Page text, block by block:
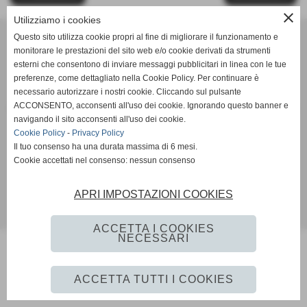
Unione Sportiva Dilettantistica ORATORIO SAN MICHELE
via Mulini, 6 - 25039 Travagliato (Brescia)
n. Registro Nazionale C.O.N.I. Associazioni Sportive - F.I.G.C. 46398 -
F.I.P.A.V. 46399
P.I. 03113970176 C.F 03113970176
PALLACANESTRO e PALLAVOLO c/o Palasport Comunale - via IV Novembre
- 25039 Travagliato (Brescia)
Tel. 030/6864168 Segreteria Oratorio San Michele Fax 030/6864168
Realizzazione siti web www.sitoper.it
close
Utilizziamo i cookies
Questo sito utilizza cookie propri al fine di migliorare il funzionamento e
monitorare le prestazioni del sito web e/o cookie derivati da strumenti
esterni che consentono di inviare messaggi pubblicitari in linea con le tue
preferenze, come dettagliato nella Cookie Policy. Per continuare è
necessario autorizzare i nostri cookie. Cliccando sul pulsante
ACCONSENTO, acconsenti all'uso dei cookie. Ignorando questo banner e
navigando il sito acconsenti all'uso dei cookie.
Cookie Policy - Privacy Policy
Il tuo consenso ha una durata massima di 6 mesi.
Cookie accettati nel consenso: nessun consenso
APRI IMPOSTAZIONI COOKIES
ACCETTA I COOKIES
NECESSARI
ACCETTA TUTTI I COOKIES